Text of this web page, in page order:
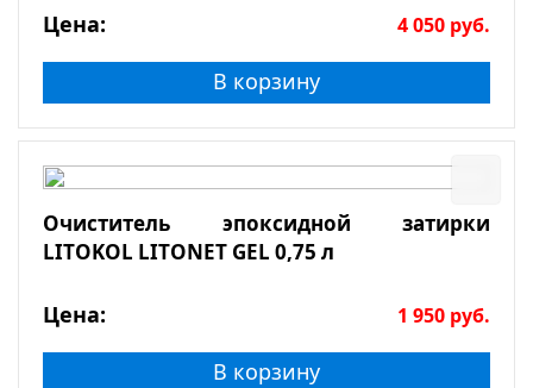
Цена: 4 050 руб.
В корзину
Очиститель эпоксидной затирки
LITOKOL LITONET GEL 0,75 л
Цена: 1 950 руб.
В корзину